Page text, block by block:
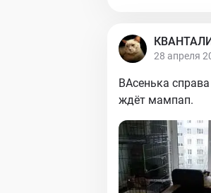
28 апреля
ВАсенька
ждёт мампап.